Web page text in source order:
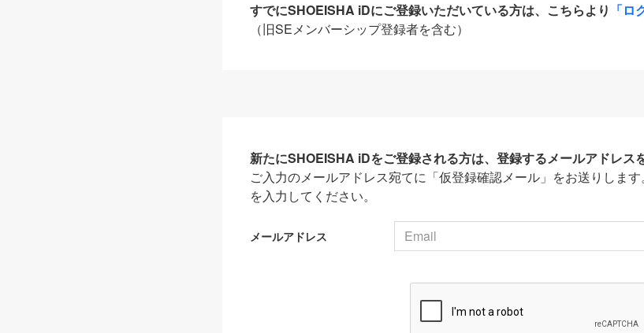
すでにSHOEISHA iDにご登録いただいている方は、こちらより 「ロ
（旧SEメンバーシップ登録者を含む）
新たにSHOEISHA iDをご登録される方は、登録するメールアドレス
ご入力のメールアドレス宛てに「仮登録確認メール」をお送りしま
を入力してください。
メールアドレス